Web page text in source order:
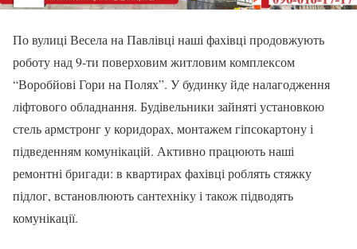
По вулиці Весела на Павлівці наші фахівці продовжують
роботу над 9-ти поверховим житловим комплексом
“Воробйові Гори на Полях”. У будинку йде налагодження
ліфтового обладнання. Будівельники зайняті установкою
стель армстронг у коридорах, монтажем гіпсокартону і
підведенням комунікацій. Активно працюють наші
ремонтні бригади: в квартирах фахівці роблять стяжку
підлог, встановлюють сантехніку і також підводять
комунікації.